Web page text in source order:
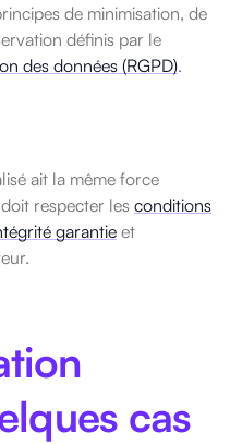
de minimisation, de
définis par le
des données (RGPD).
ait la même force
respecter les conditions
garantie et
cas